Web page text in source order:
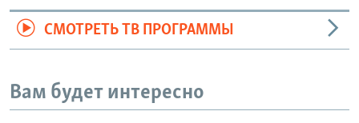
СМОТРЕТЬ ТВ ПРОГРАММЫ
Вам будет интересно